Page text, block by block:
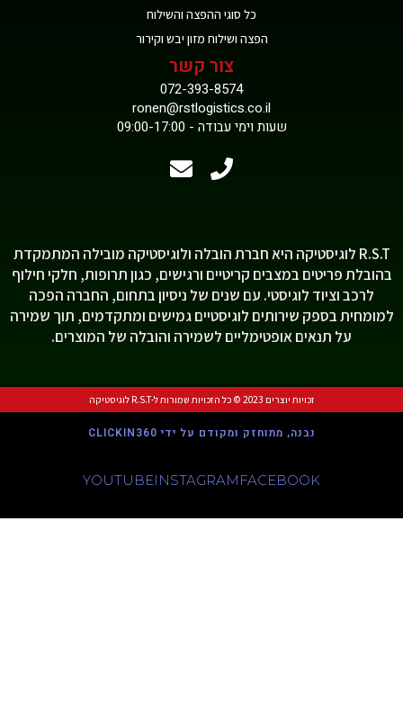
כל סוגי ההפצה והשילוח
הפצה ושילוח מזון יבש וקירור
צור קשר
072-393-8574
ronen@rstlogistics.co.il
שעות וימי עבודה - 09:00-17:00
R.S.T לוגיסטיקה היא חברת הובלה ולוגיסטיקה מובילה המתמקדת
בהובלת פריטים במצבים קריטיים ורגישים, כגון תרופות, חלקי חילוף
לרכב וציוד לוגיסטי. עם שנים של ניסיון בתחום, החברה הפכה
למומחית בספק שירותים לוגיסטיים גמישים ומתקדמים, תוך שמירה
על תנאים אופטימליים לשמירה והובלה של המוצרים.
זכויות יוצרים 2023 © כל הזכויות שמורות ל-R.S.T לוגיסטיקה
נבנה, מתוחזק ומקודם על ידי CLICKIN360
FACEBOOK
INSTAGRAM
YOUTUBE